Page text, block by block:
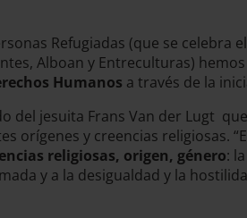
Refugiadas (que se celebra
Alboan y Entreculturas)
Humanos a través de la
del jesuita Frans Van der Lugt
orígenes y creencias religiosas.
religiosas, origen, género:
y a la desigualdad y la